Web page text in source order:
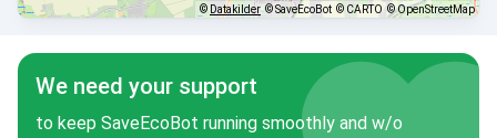
©Datakilder © SaveEcoBot © CARTO © OpenStreetMap
We need your support
to keep SaveEcoBot running smoothly and w/o